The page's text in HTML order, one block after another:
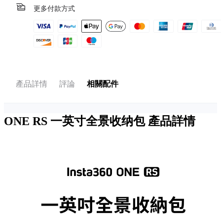
更多付款方式
產品詳情 評論 相關配件
ONE RS 一英寸全景收纳包 產品詳情